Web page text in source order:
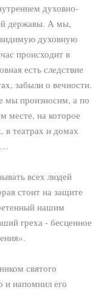
духовно-
державы. А мы,
духовную
происходит в
есть следствие
забыли о вечности.
мы произносим, а по
месте, на которое
в театрах и домах
всех людей
стоит на защите
нашим
греха - бесценное
святого
и напомнил его